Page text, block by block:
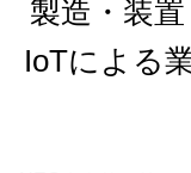
製造・装
IoTによる